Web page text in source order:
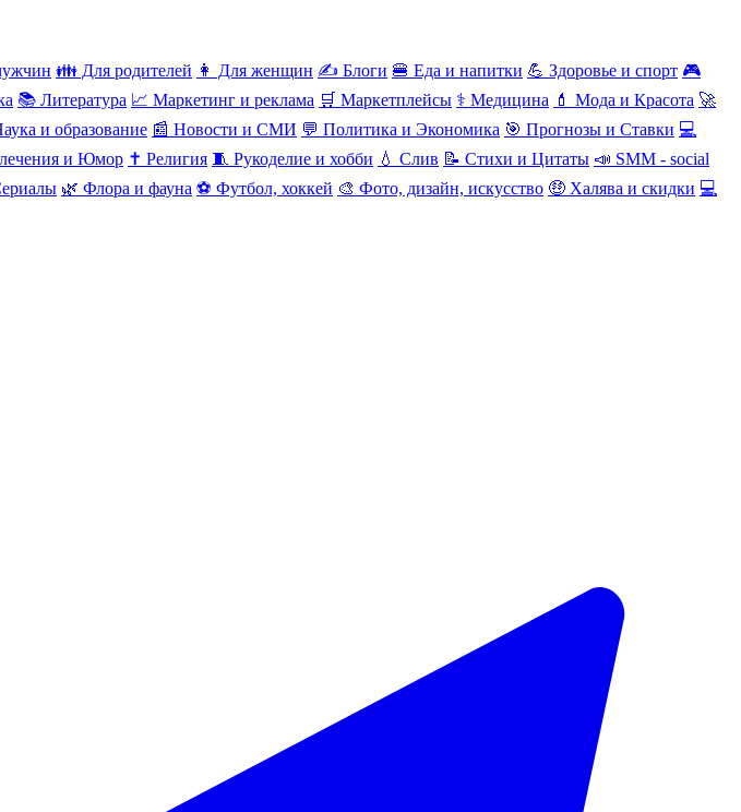
👪 Для родителей 👩 Для женщин ✍️ Блоги 🍔 Еда и напитки 💪 Здоровье и спорт 🎮
📚 Литература 📈 Маркетинг и реклама 🛒 Маркетплейсы ⚕️ Медицина 💄 Мода и Красота 🚀
и образование 📰 Новости и СМИ 💬 Политика и Экономика 🎯 Прогнозы и Ставки 💻
и Юмор ✝️ Религия 🧵 Рукоделие и хобби 💧 Слив 📝 Стихи и Цитаты 📣 SMM - social
🌿 Флора и фауна ⚽ Футбол, хоккей 🎨 Фото, дизайн, искусство 🤑 Халява и скидки 💻